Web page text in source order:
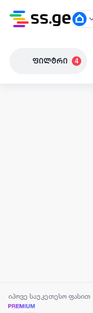
ფილტრი 4
იპოვე საუკეთესო ფასით